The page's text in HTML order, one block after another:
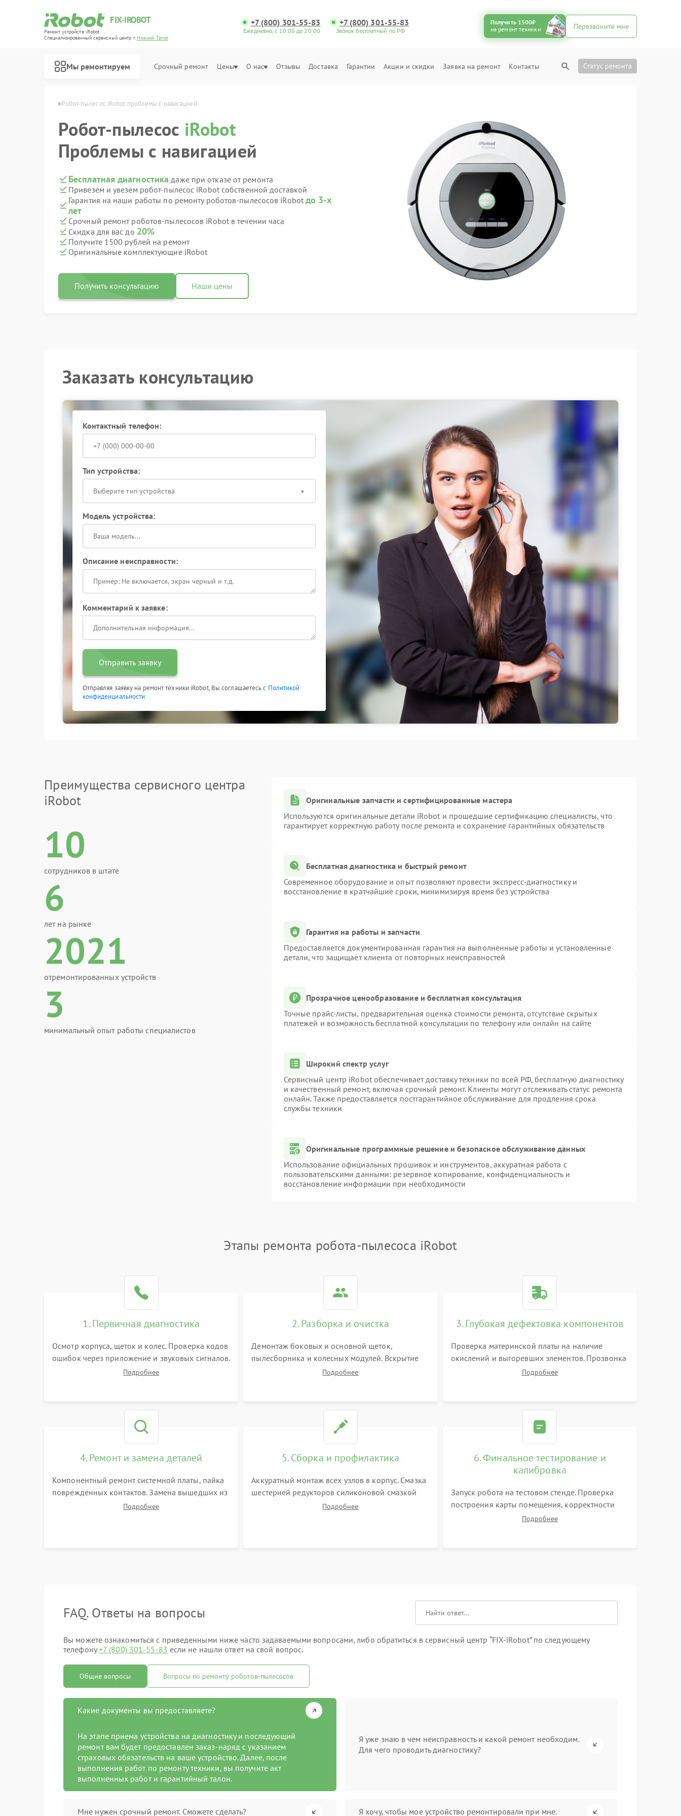
FIX-IROBOT
Ремонт устройств iRobot
Специализированный cервисный центр г.Нижний Тагил
+7 (800) 301-55-83
Ежедневно, с 10:00 до 20:00
+7 (800) 301-55-83
Звонок бесплатный по РФ
Получить 1500₽
на ремонт техники
Перезвоните мне
Мы ремонтируем Срочный ремонт Цены О нас Отзывы Доставка Гарантии Акции и скидки Заявка на ремонт Контакты Статус ремонта
в Нижнем Тагиле Робот-пылесос iRobot проблемы с навигацией
Робот-пылесос iRobot
Проблемы с навигацией
Бесплатная диагностика даже при отказе от ремонта
Привезем и увезем робот-пылесос iRobot собственной доставкой
Гарантия на наши работы по ремонту роботов-пылесосов iRobot до 3-х
лет
Срочный ремонт роботов-пылесосов iRobot в течении часа
Скидка для вас до 20%
Получите 1500 рублей на ремонт
Оригинальные комплектующие iRobot
Получить консультацию Наши цены
Заказать консультацию
Контактный телефон:
Тип устройства:
Выберите тип устройства
Модель устройства:
Описание неисправности:
Комментарий к заявке:
Отправить заявку
Отправляя заявку на ремонт техники iRobot, Вы соглашаетесь с Политикой
конфиденциальности
Преимущества сервисного центра
iRobot
10
сотрудников в штате
6
лет на рынке
2021
отремонтированных устройств
3
минимальный опыт работы специалистов
Оригинальные запчасти и сертифицированные мастера
Используются оригинальные детали iRobot и прошедшие сертификацию специалисты, что
гарантирует корректную работу после ремонта и сохранение гарантийных обязательств
Бесплатная диагностика и быстрый ремонт
Современное оборудование и опыт позволяют провести экспресс-диагностику и
восстановление в кратчайшие сроки, минимизируя время без устройства
Гарантия на работы и запчасти
Предоставляется документированная гарантия на выполненные работы и установленные
детали, что защищает клиента от повторных неисправностей
Прозрачное ценообразование и бесплатная консультация
Точные прайс-листы, предварительная оценка стоимости ремонта, отсутствие скрытых
платежей и возможность бесплатной консультации по телефону или онлайн на сайте
Широкий спектр услуг
Сервисный центр iRobot обеспечивает доставку техники по всей РФ, бесплатную диагностику
и качественный ремонт, включая срочный ремонт. Клиенты могут отслеживать статус ремонта
онлайн. Также предоставляется постгарантийное обслуживание для продления срока
службы техники
Оригинальные программные решение и безопасное обслуживание данных
Использование официальных прошивок и инструментов, аккуратная работа с
пользовательскими данными: резервное копирование, конфиденциальность и
восстановление информации при необходимости
Этапы ремонта робота-пылесоса iRobot
1. Первичная диагностика
Осмотр корпуса, щеток и колес. Проверка кодов
ошибок через приложение и звуковых сигналов.
Замер емкости аккумулятора и тестирование
Подробнее
2. Разборка и очистка
Демонтаж боковых и основной щеток,
пылесборника и колесных модулей. Вскрытие
корпуса робота. Тщательная очистка внутренних
Подробнее
3. Глубокая дефектовка компонентов
Проверка материнской платы на наличие
окислений и выгоревших элементов. Прозвонка
цепей питания, тестирование приводных
Подробнее
4. Ремонт и замена деталей
Компонентный ремонт системной платы, пайка
поврежденных контактов. Замена вышедших из
строя двигателей, изношенного аккумулятора,
Подробнее
5. Сборка и профилактика
Аккуратный монтаж всех узлов в корпус. Смазка
шестерней редукторов силиконовой смазкой
для снижения шума. Установка новых
Подробнее
6. Финальное тестирование и
калибровка
Запуск робота на тестовом стенде. Проверка
построения карты помещения, корректности
навигации и обхода препятствий. Оценка силы
Подробнее
FAQ. Ответы на вопросы
Вы можете ознакомиться с приведенными ниже часто задаваемыми вопросами, либо обратиться в сервисный центр “FIX-iRobot” по следующему
телефону+7 (800) 301-55-83 если не нашли ответ на свой вопрос.
Общие вопросы Вопросы по ремонту роботов-пылесосов
Какие документы вы предоставляете?
На этапе приема устройства на диагностику и последующий
ремонт вам будет предоставлен заказ-наряд с указанием
страховых обязательств на ваше устройство. Далее, после
выполнения работ по ремонту техники, вы получите акт
выполненных работ и гарантийный талон.
Я уже знаю в чем неисправность и какой ремонт необходим.
Для чего проводить диагностику?
Мне нужен срочный ремонт. Сможете сделать? Я хочу, чтобы мое устройство ремонтировали при мне.